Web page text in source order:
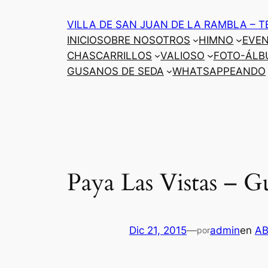
VILLA DE SAN JUAN DE LA RAMBLA –
INICIOSOBRE NOSOTROS HIMNO
CHASCARRILLOS
VALIOSO FOTO-
GUSANOS DE SEDA
WHATSAPPEANDO
Paya Las Vistas –
Dic 21, 2015—poradminen